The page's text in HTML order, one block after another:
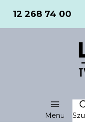
12 268 74 00
Menu